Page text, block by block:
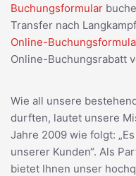
Buchungsformular
Transfer nach
Online-
Online-Buchungsrabatt
Wie all unsere
durften, lautet unsere
Jahre 2009 wie folgt:
unserer Kunden“. Als
bietet Ihnen unser